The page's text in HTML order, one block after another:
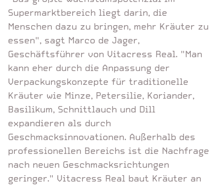
Supermarktbereich liegt darin, die
Menschen dazu zu bringen, mehr Kräuter zu
essen", sagt Marco de Jager,
Geschäftsführer von Vitacress Real. "Man
kann eher durch die Anpassung der
Verpackungskonzepte für traditionelle
Kräuter wie Minze, Petersilie, Koriander,
Basilikum, Schnittlauch und Dill
expandieren als durch
Geschmacksinnovationen. Außerhalb des
professionellen Bereichs ist die Nachfrage
nach neuen Geschmacksrichtungen
geringer." Vitacress Real baut Kräuter an